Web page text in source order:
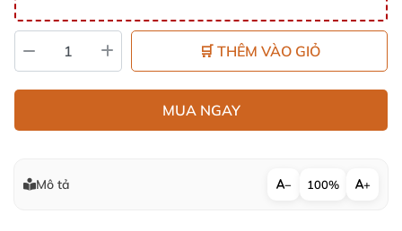
🛒 THÊM VÀO GIỎ
MUA NGAY
Mô tả − 100% +